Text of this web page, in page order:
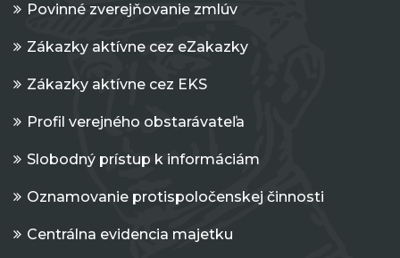
Povinné zverejňovanie zmlúv
Zákazky aktívne cez eZakazky
Zákazky aktívne cez EKS
Profil verejného obstarávateľa
Slobodný prístup k informáciám
Oznamovanie protispoločenskej činnosti
Centrálna evidencia majetku